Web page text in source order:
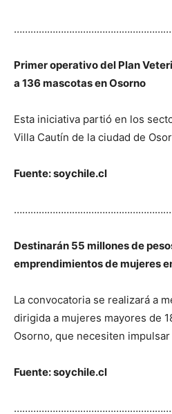
Primer operativo del Plan
a 136 mascotas en Osorno
Esta iniciativa partió en los
Villa Cautín de la ciudad de
Fuente: soychile.cl
Destinarán 55 millones de
emprendimientos de mujeres
La convocatoria se realizará a
dirigida a mujeres mayores de
Osorno, que necesiten
Fuente: soychile.cl